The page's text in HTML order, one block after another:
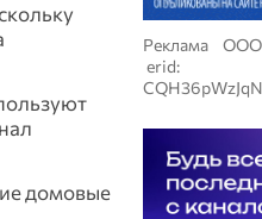
домовые
Реклама
erid: